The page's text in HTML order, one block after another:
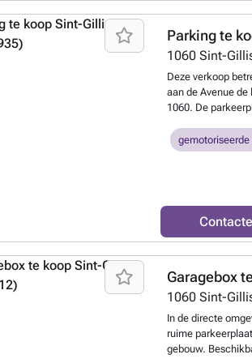
Parking te
1060 Sint-
Deze verkoop
aan de Avenue
1060. De
een maximale
aanbieding. De
bedraagt 25.000
gelegen, wat
bedragen 40 euro,
waardoor het
geïnteresseerden
zodat u de
Garagebox
1060 Sint-
In de directe
ruime
gebouw.